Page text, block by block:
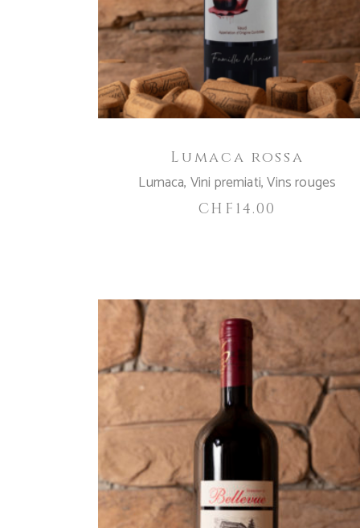
Lumaca rossa
Lumaca, Vini premiati,Vins rouges
CHF 14.00